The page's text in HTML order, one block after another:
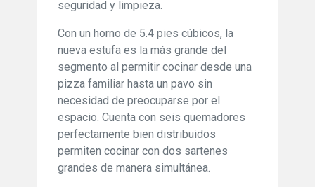
seguridad y limpieza.
Con un horno de 5.4 pies cúbicos, la
nueva estufa es la más grande del
segmento al permitir cocinar desde una
pizza familiar hasta un pavo sin
necesidad de preocuparse por el
espacio. Cuenta con seis quemadores
perfectamente bien distribuidos
permiten cocinar con dos sartenes
grandes de manera simultánea.